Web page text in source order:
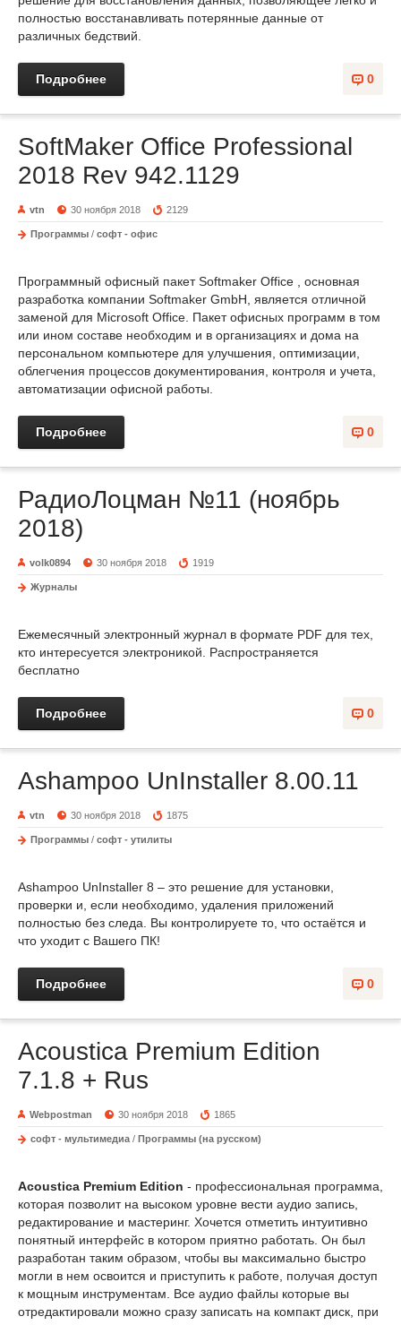
полностью восстанавливать потерянные данные от
различных бедствий.
0
Подробнее
SoftMaker Office Professional
2018 Rev 942.1129
vtn 30 ноября 2018 2129
Программы / софт - офис
Программный офисный пакет Softmaker Office , основная
разработка компании Softmaker GmbH, является отличной
заменой для Microsoft Office. Пакет офисных программ в том
или ином составе необходим и в организациях и дома на
персональном компьютере для улучшения, оптимизации,
облегчения процессов документирования, контроля и учета,
автоматизации офисной работы.
0
Подробнее
РадиоЛоцман №11 (ноябрь
2018)
volk0894 30 ноября 2018 1919
Журналы
Ежемесячный электронный журнал в формате PDF для тех,
кто интересуется электроникой. Распространяется
бесплатно
0
Подробнее
Ashampoo UnInstaller 8.00.11
vtn 30 ноября 2018 1875
Программы / софт - утилиты
Ashampoo UnInstaller 8 – это решение для установки,
проверки и, если необходимо, удаления приложений
полностью без следа. Вы контролируете то, что остаётся и
что уходит с Вашего ПК!
0
Подробнее
Acoustica Premium Edition
7.1.8 + Rus
Webpostman 30 ноября 2018 1865
софт - мультимедиа / Программы (на русском)
Acoustica Premium Edition - профессиональная программа,
которая позволит на высоком уровне вести аудио запись,
редактирование и мастеринг. Xочется отметить интуитивно
понятный интерфейс в котором приятно работать. Он был
разработан таким образом, чтобы вы максимально быстро
могли в нем освоится и приступить к работе, получая доступ
к мощным инструментам. Все аудио файлы которые вы
отредактировали можно сразу записать на компакт диск, при